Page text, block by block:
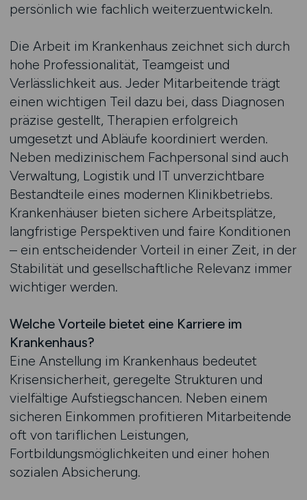
persönlich wie fachlich weiterzuentwickeln.
Die Arbeit im Krankenhaus zeichnet sich durch
hohe Professionalität, Teamgeist und
Verlässlichkeit aus. Jeder Mitarbeitende trägt
einen wichtigen Teil dazu bei, dass Diagnosen
präzise gestellt, Therapien erfolgreich
umgesetzt und Abläufe koordiniert werden.
Neben medizinischem Fachpersonal sind auch
Verwaltung, Logistik und IT unverzichtbare
Bestandteile eines modernen Klinikbetriebs.
Krankenhäuser bieten sichere Arbeitsplätze,
langfristige Perspektiven und faire Konditionen
– ein entscheidender Vorteil in einer Zeit, in der
Stabilität und gesellschaftliche Relevanz immer
wichtiger werden.
Welche Vorteile bietet eine Karriere im
Krankenhaus?
Eine Anstellung im Krankenhaus bedeutet
Krisensicherheit, geregelte Strukturen und
vielfältige Aufstiegschancen. Neben einem
sicheren Einkommen profitieren Mitarbeitende
oft von tariflichen Leistungen,
Fortbildungsmöglichkeiten und einer hohen
sozialen Absicherung.